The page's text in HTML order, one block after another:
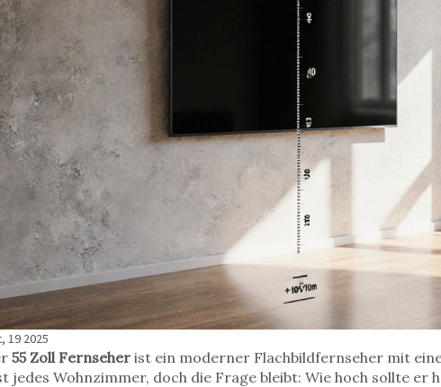
19 2025
55 Zoll Fernseher ist ein moderner Flachbildfernseher mit
jedes Wohnzimmer, doch die Frage bleibt: Wie hoch sollte er